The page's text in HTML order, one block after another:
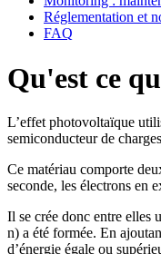
Réglementation et
FAQ
Qu'est ce
L’effet photovoltaïque
semiconducteur de
Ce matériau comporte
seconde, les électrons en
Il se crée donc entre elles
n) a été formée. En
d’énergie égale ou